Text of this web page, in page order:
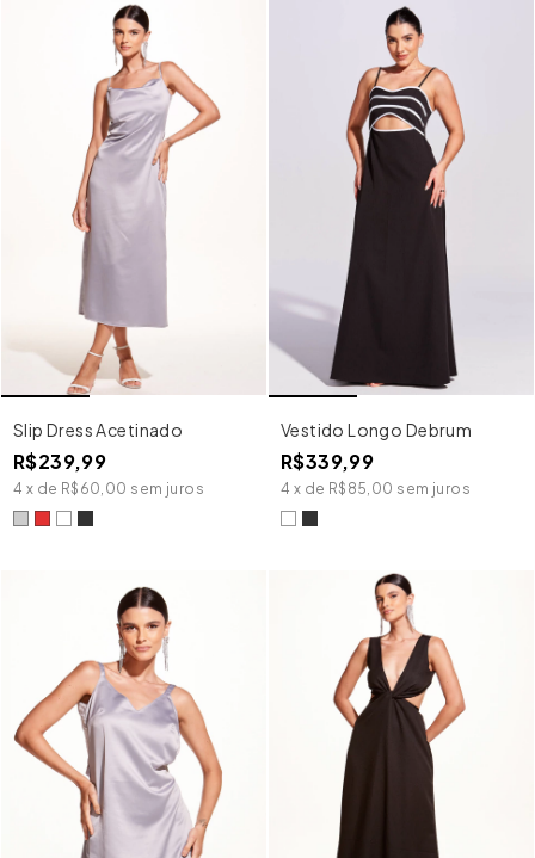
Slip Dress Acetinado
R$239,99
4 x de R$60,00 sem juros
Vestido Longo Debrum
R$339,99
4 x de R$85,00 sem juros